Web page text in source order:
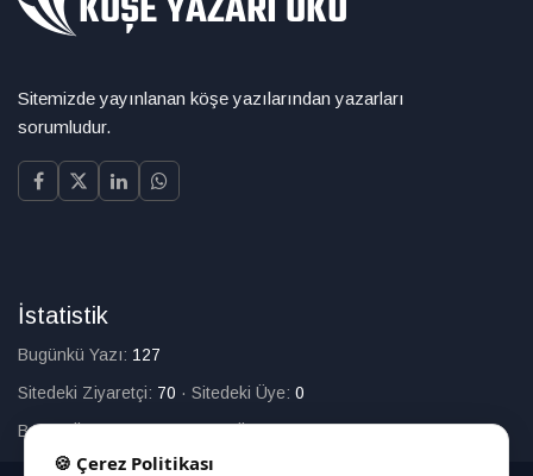
Sitemizde yayınlanan köşe yazılarından yazarları
sorumludur.
İstatistik
Bugünkü Yazı: 127
Sitedeki Ziyaretçi: 70 · Sitedeki Üye: 0
Bugün Üye Olan:0·Toplam Üye:226
🍪 Çerez Politikası